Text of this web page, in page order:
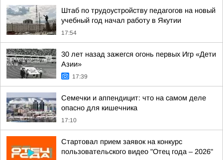
Штаб по трудоустройству педагогов на новый
учебный год начал работу в Якутии
17:54
30 лет назад зажегся огонь первых Игр «Дети
Азии»
17:39
Семечки и аппендицит: что на самом деле
опасно для кишечника
17:10
Стартовал прием заявок на конкурс
пользовательского видео "Отец года – 2026"